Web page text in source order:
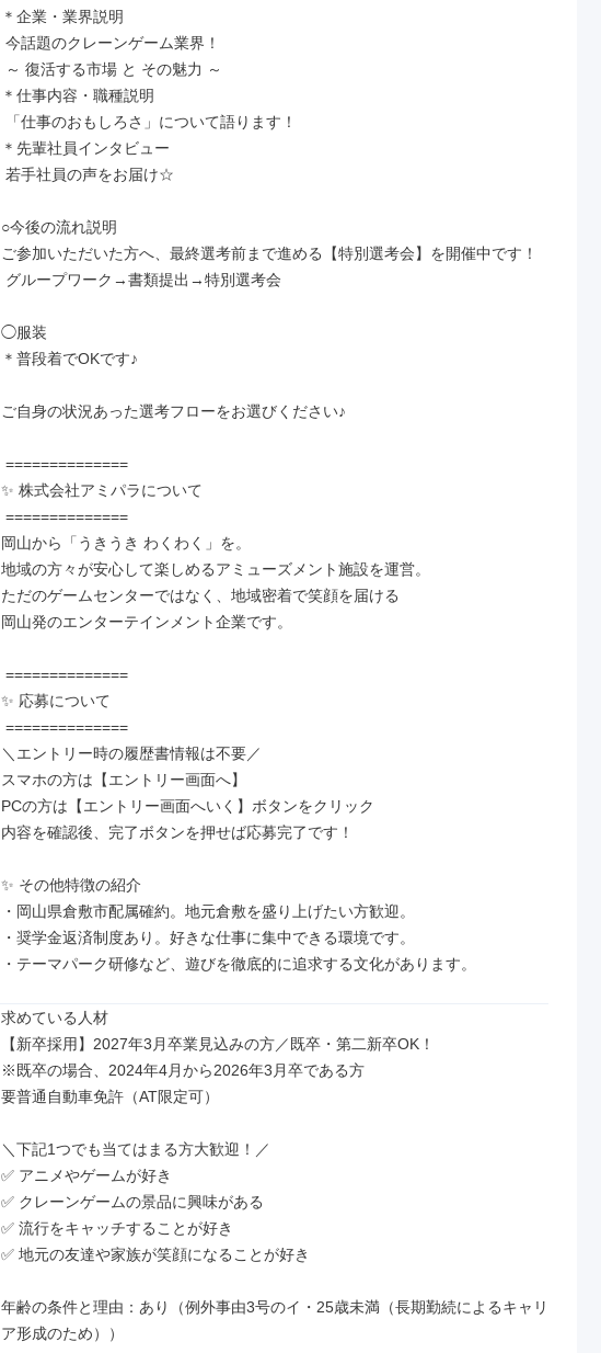
＊企業・業界説明
＊仕事内容・職種説明
＊先輩社員インタビュー
○今後の流れ説明
ご参加いただいた方へ、最終選考前まで進める【特別選考会】を開催中です！
◯服装
＊普段着でOKです♪
ご自身の状況あった選考フローをお選びください♪
✨ 株式会社アミパラについて
岡山から「うきうき わくわく」を。
地域の方々が安心して楽しめるアミューズメント施設を運営。
ただのゲームセンターではなく、地域密着で笑顔を届ける
岡山発のエンターテインメント企業です。
✨ 応募について
＼エントリー時の履歴書情報は不要／
スマホの方は【エントリー画面へ】
PCの方は【エントリー画面へいく】ボタンをクリック
内容を確認後、完了ボタンを押せば応募完了です！
✨ その他特徴の紹介
・岡山県倉敷市配属確約。地元倉敷を盛り上げたい方歓迎。
・奨学金返済制度あり。好きな仕事に集中できる環境です。
・テーマパーク研修など、遊びを徹底的に追求する文化があります。
求めている人材
【新卒採用】2027年3月卒業見込みの方／既卒・第二新卒OK！
※既卒の場合、2024年4月から2026年3月卒である方
要普通自動車免許（AT限定可）
＼下記1つでも当てはまる方大歓迎！／
✅ アニメやゲームが好き
✅ クレーンゲームの景品に興味がある
✅ 流行をキャッチすることが好き
✅ 地元の友達や家族が笑顔になることが好き
年齢の条件と理由：あり（例外事由3号のイ・25歳未満（長期勤続によるキャリ
ア形成のため））